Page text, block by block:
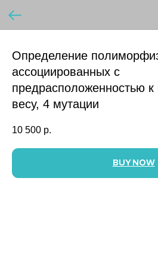
Определение
ассоциированных с
предрасположенностью к
весу, 4 мутации
10 500 р.
BUY NOW